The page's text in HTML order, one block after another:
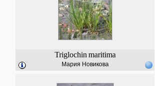
Triglochin maritima
Мария Новикова